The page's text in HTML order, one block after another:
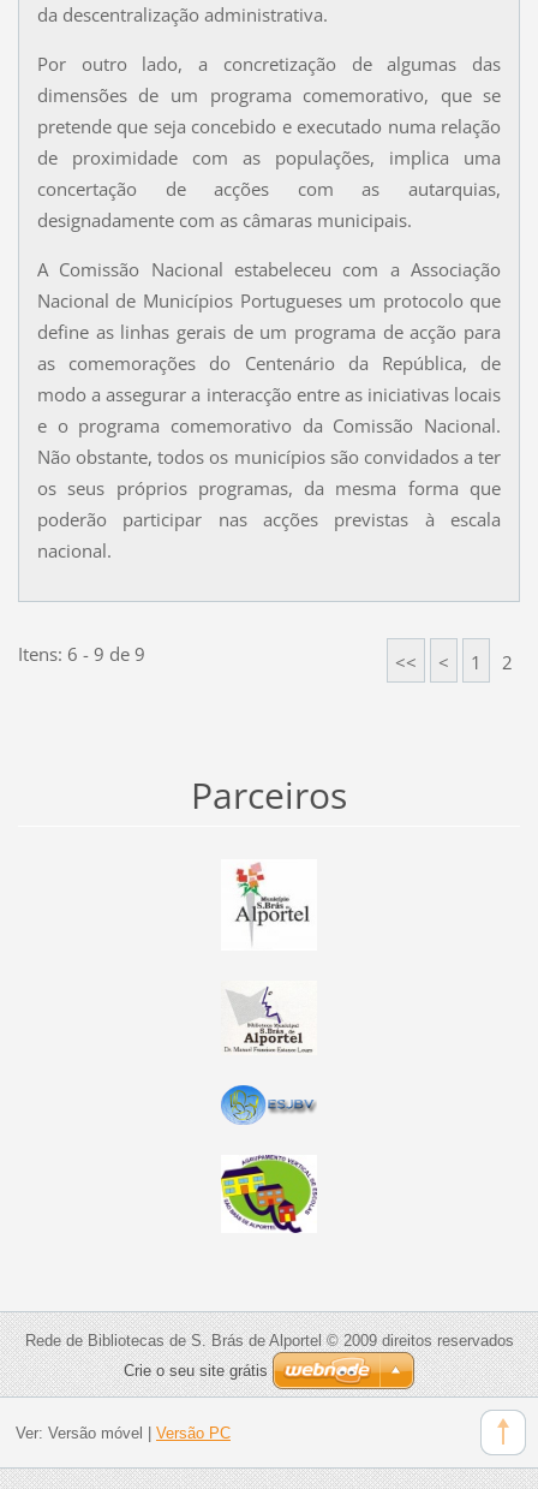
da descentralização administrativa.
Por outro lado, a concretização de algumas das
dimensões de um programa comemorativo, que se
pretende que seja concebido e executado numa relação
de proximidade com as populações, implica uma
concertação de acções com as autarquias,
designadamente com as câmaras municipais.
A Comissão Nacional estabeleceu com a Associação
Nacional de Municípios Portugueses um protocolo que
define as linhas gerais de um programa de acção para
as comemorações do Centenário da República, de
modo a assegurar a interacção entre as iniciativas locais
e o programa comemorativo da Comissão Nacional.
Não obstante, todos os municípios são convidados a ter
os seus próprios programas, da mesma forma que
poderão participar nas acções previstas à escala
nacional.
Itens: 6 - 9 de 9 << < 1 2
Parceiros
Rede de Bibliotecas de S. Brás de Alportel © 2009 direitos reservados
Crie o seu site grátis
Ver: Versão móvel Versão PC